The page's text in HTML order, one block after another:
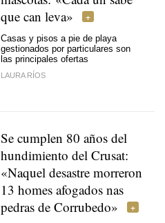
que can leva»
Casas y pisos a pie de playa
gestionados por particulares son
las principales ofertas
LAURA RÍOS
Se cumplen 80 años del
hundimiento del Crusat:
«Naquel desastre morreron
13 homes afogados nas
pedras de Corrubedo»